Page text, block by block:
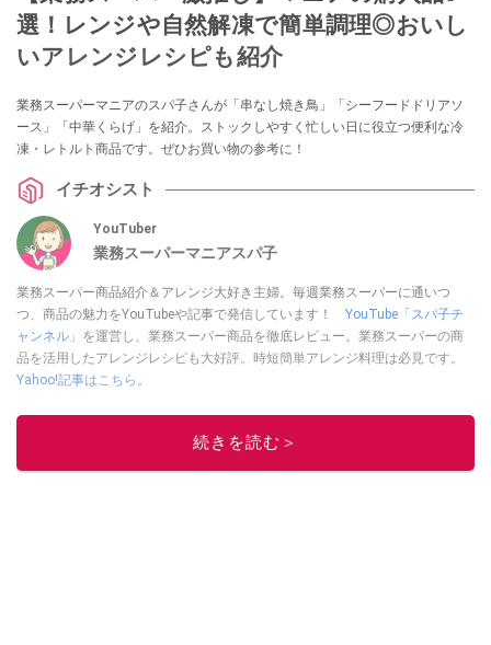
選！レンジや自然解凍で簡単調理◎おいし
いアレンジレシピも紹介
業務スーパーマニアのスパ子さんが「串なし焼き鳥」「シーフードドリアソ
ース」「中華くらげ」を紹介。ストックしやすく忙しい日に役立つ便利な冷
凍・レトルト商品です。ぜひお買い物の参考に！
イチオシスト
YouTuber
業務スーパーマニアスパ子
業務スーパー商品紹介＆アレンジ大好き主婦。毎週業務スーパーに通いつ
つ、商品の魅力をYouTubeや記事で発信しています！ YouTube「スパ子チ
ャンネル」 を運営し、業務スーパー商品を徹底レビュー。業務スーパーの商
品を活用したアレンジレシピも大好評。時短簡単アレンジ料理は必見です。
Yahoo!記事はこちら。
このイチオシストの他の記事を読む
続きを読む＞